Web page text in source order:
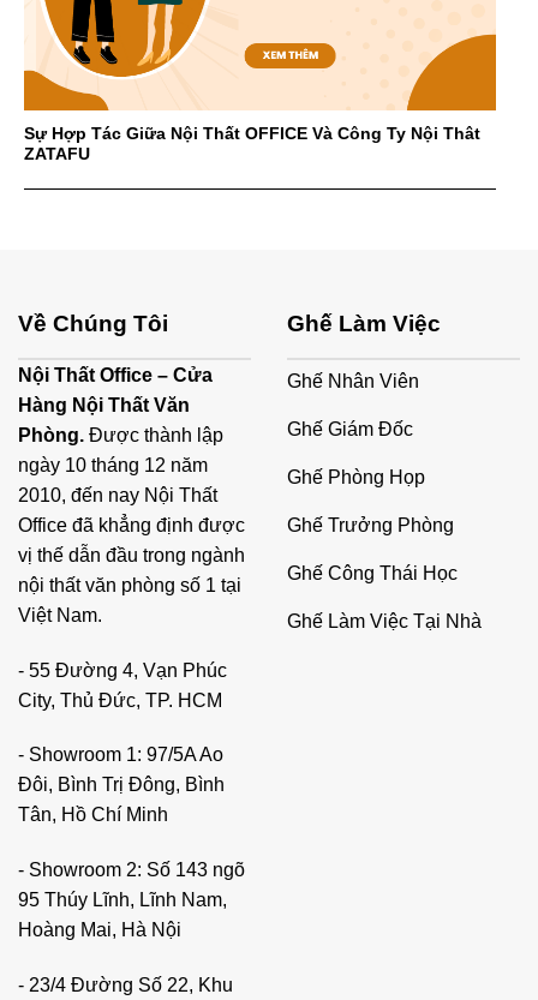
Sự Hợp Tác Giữa Nội Thất OFFICE Và Công Ty Nội Thât
ZATAFU
Về Chúng Tôi
Nội Thất Office – Cửa
Hàng Nội Thất Văn
Phòng. Được thành lập
ngày 10 tháng 12 năm
2010, đến nay Nội Thất
Office đã khẳng định được
vị thế dẫn đầu trong ngành
nội thất văn phòng số 1 tại
Việt Nam.
- 55 Đường 4, Vạn Phúc
City, Thủ Đức, TP. HCM
- Showroom 1: 97/5A Ao
Đôi, Bình Trị Đông, Bình
Tân, Hồ Chí Minh
- Showroom 2: Số 143 ngõ
95 Thúy Lĩnh, Lĩnh Nam,
Hoàng Mai, Hà Nội
- 23/4 Đường Số 22, Khu
Ghế Làm Việc
Ghế Nhân Viên
Ghế Giám Đốc
Ghế Phòng Họp
Ghế Trưởng Phòng
Ghế Công Thái Học
Ghế Làm Việc Tại Nhà